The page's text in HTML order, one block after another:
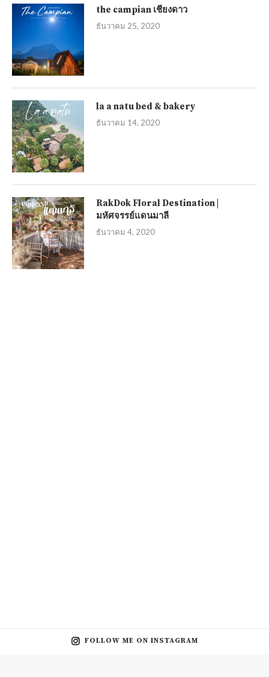
the campian เชียงดาว
ธันวาคม 25, 2020
la a natu bed & bakery
ธันวาคม 14, 2020
RakDok Floral Destination |
มหัศจรรย์แดนมาลี
ธันวาคม 4, 2020
FOLLOW ME ON INSTAGRAM